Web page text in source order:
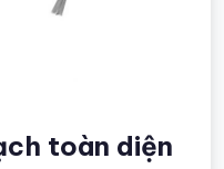
toàn diện